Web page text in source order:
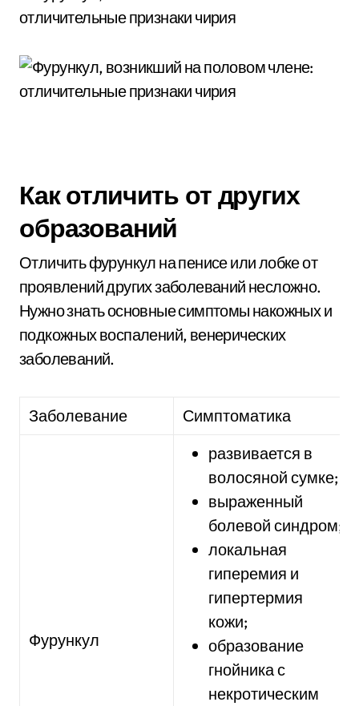
Как отличить от других
образований
Отличить фурункул на пенисе или лобке от
проявлений других заболеваний несложно.
Нужно знать основные симптомы накожных и
подкожных воспалений, венерических
заболеваний.
Заболевание Симптоматика
Фурункул
развивается в
волосяной сумке;
выраженный
болевой синдром;
локальная
гиперемия и
гипертермия
кожи;
образование
гнойника с
некротическим